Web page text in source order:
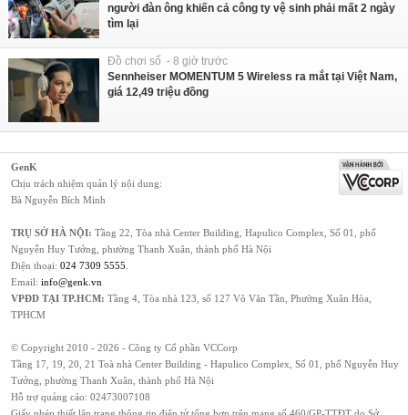
người đàn ông khiến cả công ty vệ sinh phải mất 2 ngày
tìm lại
Đồ chơi số - 8 giờ trước
Sennheiser MOMENTUM 5 Wireless ra mắt tại Việt Nam,
giá 12,49 triệu đồng
GenK
Chịu trách nhiệm quản lý nội dung:
Bà Nguyễn Bích Minh
TRỤ SỞ HÀ NỘI: Tầng 22, Tòa nhà Center Building, Hapulico Complex, Số 01, phố
Nguyễn Huy Tưởng, phường Thanh Xuân, thành phố Hà Nội
Điện thoại: 024 7309 5555
Email: info@genk.vn
VPĐD TẠI TP.HCM: Tầng 4, Tòa nhà 123, số 127 Võ Văn Tần, Phường Xuân Hòa,
TPHCM
© Copyright 2010 - 2026 - Công ty Cổ phần VCCorp
Tầng 17, 19, 20, 21 Toà nhà Center Building - Hapulico Complex, Số 01, phố Nguyễn Huy
Tưởng, phường Thanh Xuân, thành phố Hà Nội
Hỗ trợ quảng cáo: 02473007108